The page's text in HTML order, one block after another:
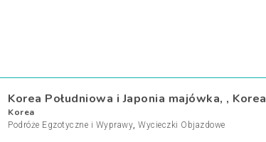
Korea Południowa i Japonia majówka, , Korea
Korea
Podróże Egzotyczne i Wyprawy, Wycieczki Objazdowe